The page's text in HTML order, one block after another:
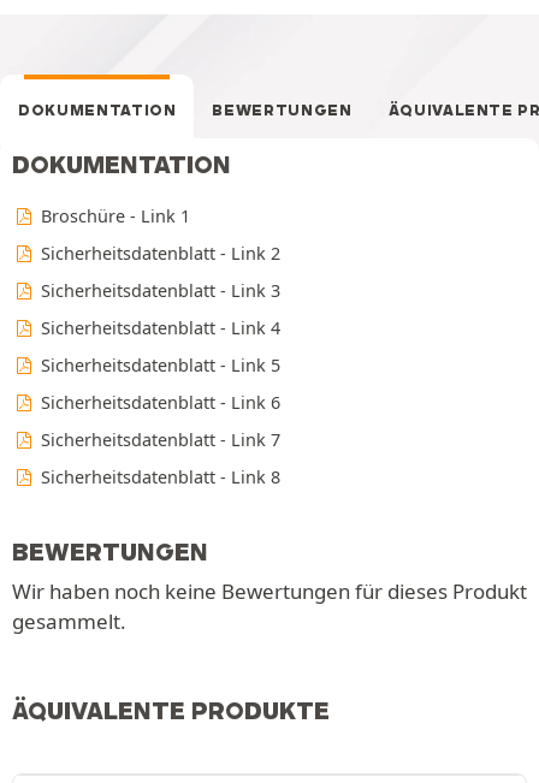
DOKUMENTATION BEWERTUNGEN ÄQUIVALENTE
DOKUMENTATION
Broschüre - Link 1
Sicherheitsdatenblatt - Link 2
Sicherheitsdatenblatt - Link 3
Sicherheitsdatenblatt - Link 4
Sicherheitsdatenblatt - Link 5
Sicherheitsdatenblatt - Link 6
Sicherheitsdatenblatt - Link 7
Sicherheitsdatenblatt - Link 8
BEWERTUNGEN
Wir haben noch keine Bewertungen für dieses Produkt
gesammelt.
ÄQUIVALENTE PRODUKTE